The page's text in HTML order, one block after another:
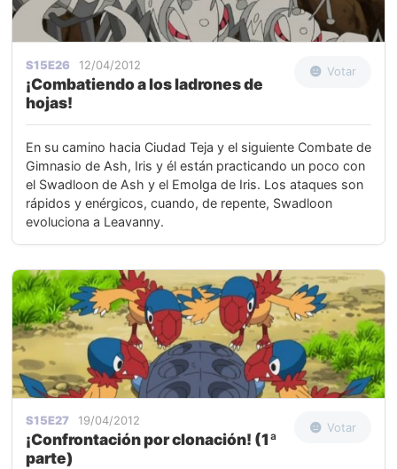
S15E26 12/04/2012
¡Combatiendo a los ladrones de
hojas!
Votar
En su camino hacia Ciudad Teja y el siguiente Combate de
Gimnasio de Ash, Iris y él están practicando un poco con
el Swadloon de Ash y el Emolga de Iris. Los ataques son
rápidos y enérgicos, cuando, de repente, Swadloon
evoluciona a Leavanny.
S15E27 19/04/2012
¡Confrontación por clonación! (1ª
parte)
Votar